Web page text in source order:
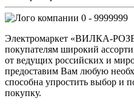
0 - 9999999
Электромаркет «ВИЛКА-
покупателям широкий
от ведущих российских и
предоставим Вам любую
способна упростить выбор и
покупку.